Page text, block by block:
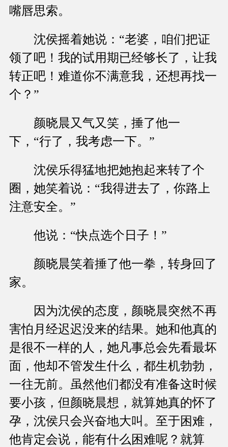
嘴唇思索。
沈侯摇着她说：“老婆，咱们把证
领了吧！我的试用期已经够长了，让我
转正吧！难道你不满意我，还想再找一
个？”
颜晓晨又气又笑，捶了他一
下，“行了，我考虑一下。”
沈侯乐得猛地把她抱起来转了个
圈，她笑着说：“我得进去了，你路上
注意安全。”
他说：“快点选个日子！”
颜晓晨笑着捶了他一拳，转身回了
家。
因为沈侯的态度，颜晓晨突然不再
害怕月经迟迟没来的结果。她和他真的
是很不一样的人，她凡事总会先看最坏
面，他却不管发生什么，都生机勃勃，
一往无前。虽然他们都没有准备这时候
要小孩，但颜晓晨想，就算她真的怀了
孕，沈侯只会兴奋地大叫。至于困难，
他肯定会说，能有什么困难呢？就算